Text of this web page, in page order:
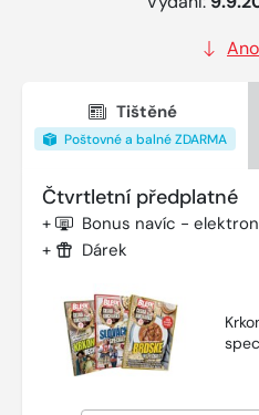
Tištěné
Poštovné a balné ZDARMA
Čtvrtletní předplatné
+ Bonus navíc -
+ Dárek